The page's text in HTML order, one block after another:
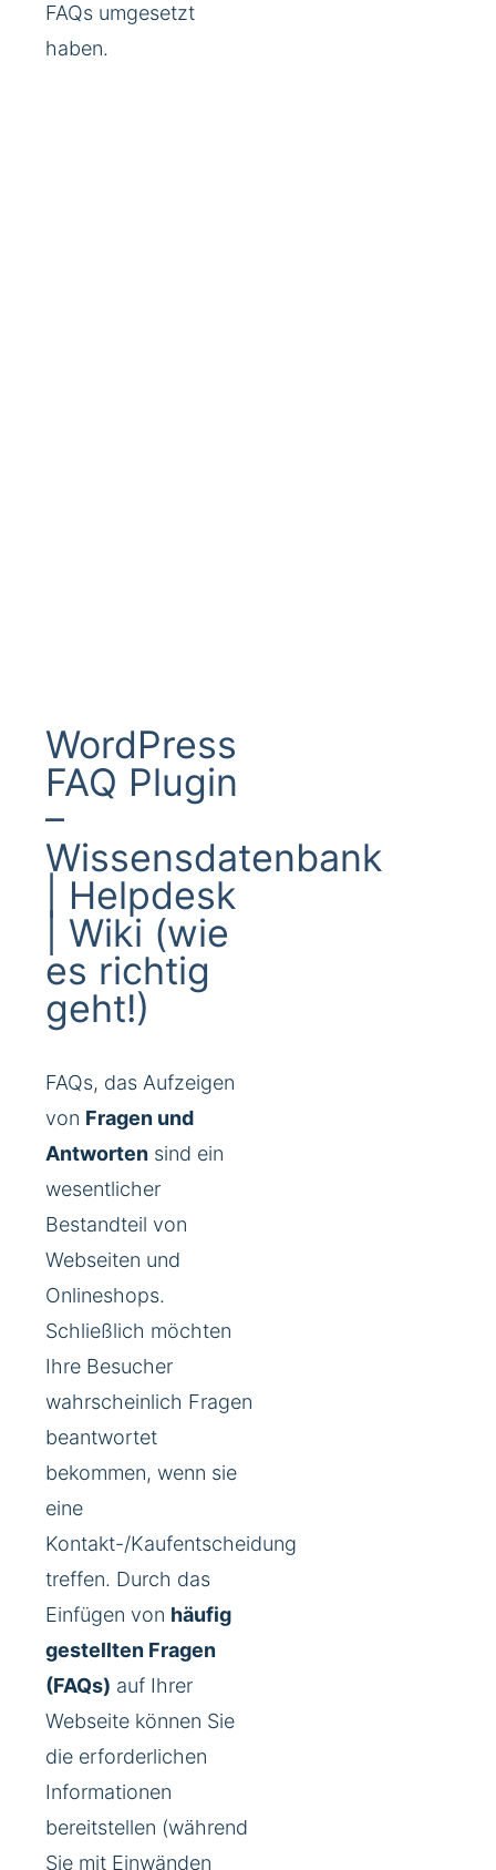
FAQs umgesetzt
haben.
WordPress
FAQ Plugin
–
Wissensdatenbank
| Helpdesk
| Wiki (wie
es richtig
geht!)
FAQs, das Aufzeigen
von Fragen und
Antworten sind ein
wesentlicher
Bestandteil von
Webseiten und
Onlineshops.
Schließlich möchten
Ihre Besucher
wahrscheinlich Fragen
beantwortet
bekommen, wenn sie
eine
Kontakt-/Kaufentscheidung
treffen. Durch das
Einfügen von häufig
gestellten Fragen
(FAQs) auf Ihrer
Webseite können Sie
die erforderlichen
Informationen
bereitstellen (während
Sie mit Einwänden